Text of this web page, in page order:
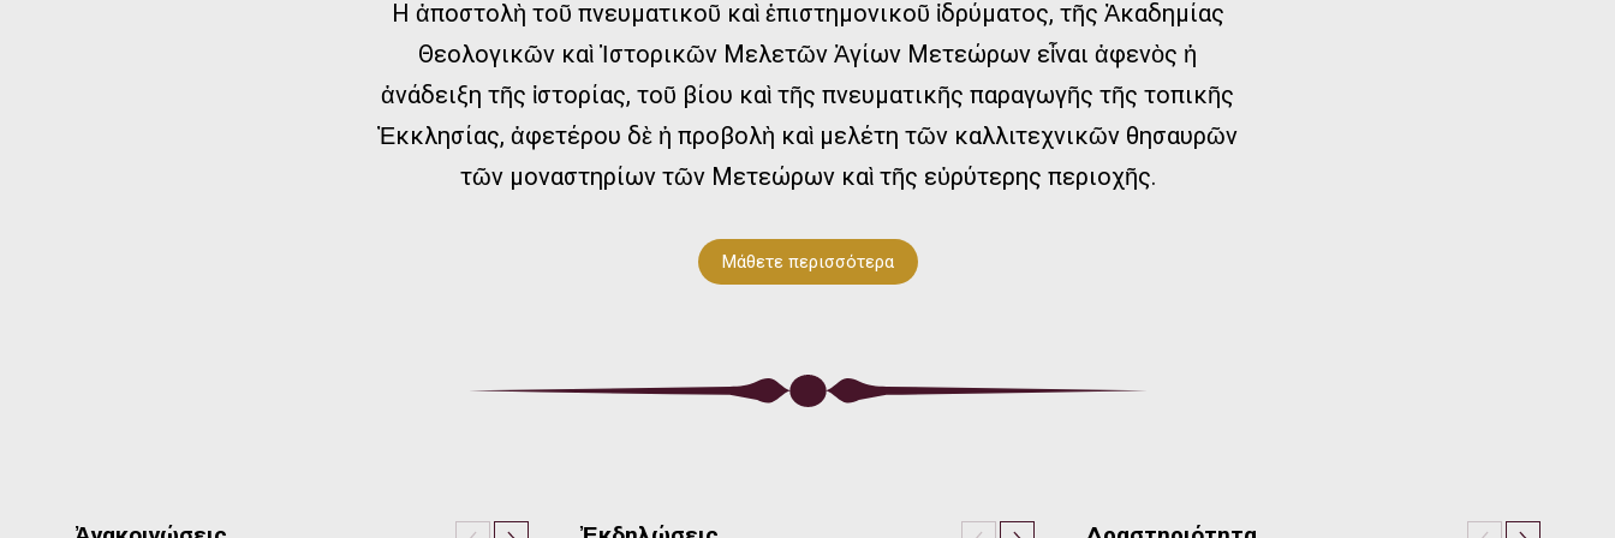
Η ἀποστολὴ τοῦ πνευματικοῦ καὶ ἐπιστημονικοῦ ἱδρύματος, τῆς Ἀκαδημίας
Θεολογικῶν καὶ Ἱστορικῶν Μελετῶν Ἁγίων Μετεώρων εἶναι ἀφενὸς ἡ
ἀνάδειξη τῆς ἱστορίας, τοῦ βίου καὶ τῆς πνευματικῆς παραγωγῆς τῆς τοπικῆς
Ἐκκλησίας, ἀφετέρου δὲ ἡ προβολὴ καὶ μελέτη τῶν καλλιτεχνικῶν θησαυρῶν
τῶν μοναστηρίων τῶν Μετεώρων καὶ τῆς εὐρύτερης περιοχῆς.
Μάθετε περισσότερα